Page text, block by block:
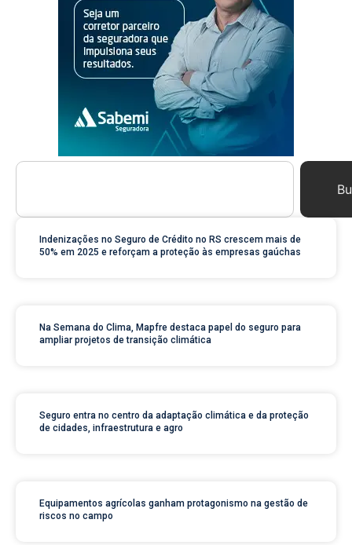
Indenizações no Seguro de Crédito no RS crescem mais de
50% em 2025 e reforçam a proteção às empresas gaúchas
Na Semana do Clima, Mapfre destaca papel do seguro para
ampliar projetos de transição climática
Seguro entra no centro da adaptação climática e da proteção
de cidades, infraestrutura e agro
Equipamentos agrícolas ganham protagonismo na gestão de
riscos no campo